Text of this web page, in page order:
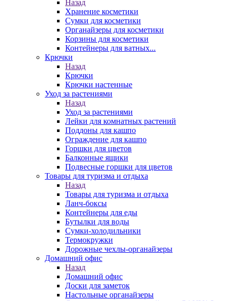
Назад
Хранение косметики
Сумки для косметики
Органайзеры для косметики
Корзины для косметики
Контейнеры для ватных...
Крючки
Назад
Крючки
Крючки настенные
Уход за растениями
Назад
Уход за растениями
Лейки для комнатных растений
Поддоны для кашпо
Ограждение для кашпо
Горшки для цветов
Балконные ящики
Подвесные горшки для цветов
Товары для туризма и отдыха
Назад
Товары для туризма и отдыха
Ланч-боксы
Контейнеры для еды
Бутылки для воды
Сумки-холодильники
Термокружки
Дорожные чехлы-органайзеры
Домашний офис
Назад
Домашний офис
Доски для заметок
Настольные органайзеры